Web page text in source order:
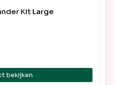
Kit Large
bekijken